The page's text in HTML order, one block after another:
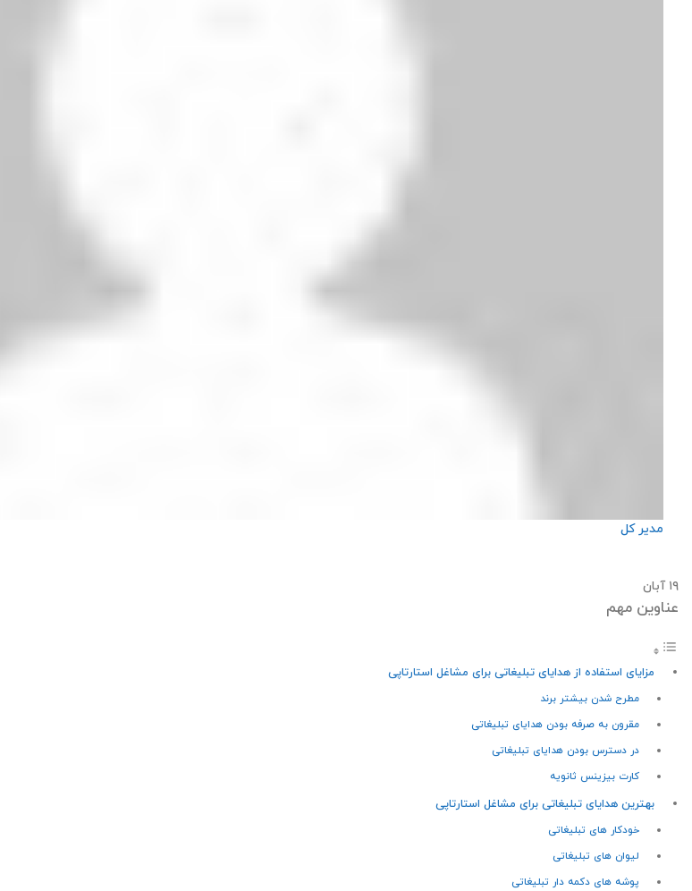
مدیر کل
۱۹ آبان
عناوین مهم
مزایای استفاده از هدایای تبلیغاتی برای مشاغل استارتاپی
مطرح شدن بیشتر برند
مقرون به صرفه بودن هدایای تبلیغاتی
در دسترس بودن هدایای تبلیغاتی
کارت بیزینس ثانویه
بهترین هدایای تبلیغاتی برای مشاغل استارتاپی
خودکار های تبلیغاتی
لیوان های تبلیغاتی
پوشه های دکمه دار تبلیغاتی